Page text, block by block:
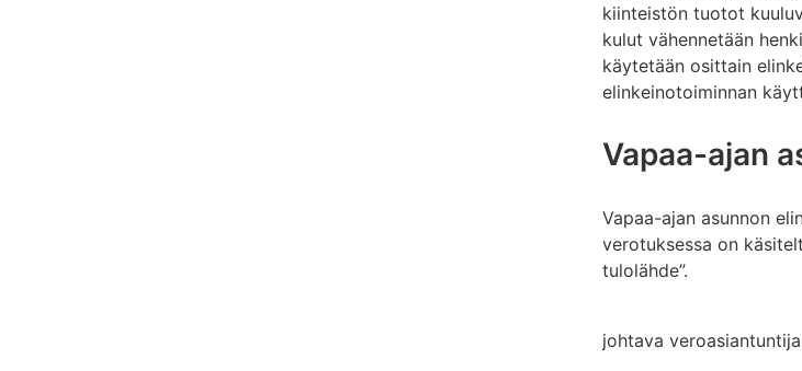
kiinteistön tuotot
kulut vähennetään
käytetään osittain
elinkeinotoiminnan
Vapaa-ajan
Vapaa-ajan asunnon
verotuksessa on
tulolähde”.
johtava